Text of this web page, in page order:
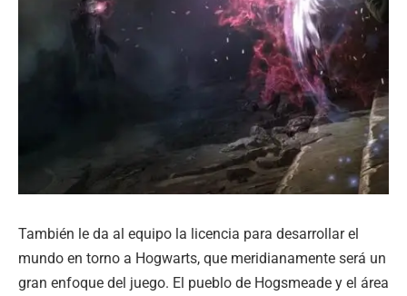
También le da al equipo la licencia para desarrollar el
mundo en torno a Hogwarts, que meridianamente será un
gran enfoque del juego. El pueblo de Hogsmeade y el área